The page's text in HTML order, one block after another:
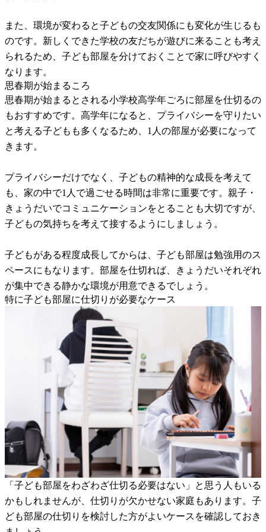
また、環境が変わると子どもの交友関係にも変化が生じるも
のです。新しくできた学校の友だちが遊びに来ることも考え
られるため、子ども部屋を分けておくことで家に呼びやすく
なります。
思春期が始まるころ
思春期が始まるとされる小学校高学年ごろに部屋を仕切るの
もおすすめです。高学年になると、プライバシーを守りたい
と考える子どもも多くなるため、1人の部屋が必要になって
きます。
プライバシーだけでなく、子どもの精神的な成長を考えて
も、家の中で1人で過ごせる時間は非常に重要です。親子・
きょうだいでコミュニケーションをとることも大切ですが、
子どもの気持ちを考えて接するようにしましょう。
子どもがある程度成長してからは、子ども部屋は勉強用のス
ペースにもなります。部屋を仕切れば、きょうだいそれぞれ
が集中できる静かな環境が用意できるでしょう。
特に子ども部屋に仕切りが必要なケース
「子ども部屋をわざわざ仕切る必要はない」と思う人もいる
かもしれませんが、仕切りが欠かせない家庭もあります。子
ども部屋の仕切りを検討した方がよいケースを確認しておき